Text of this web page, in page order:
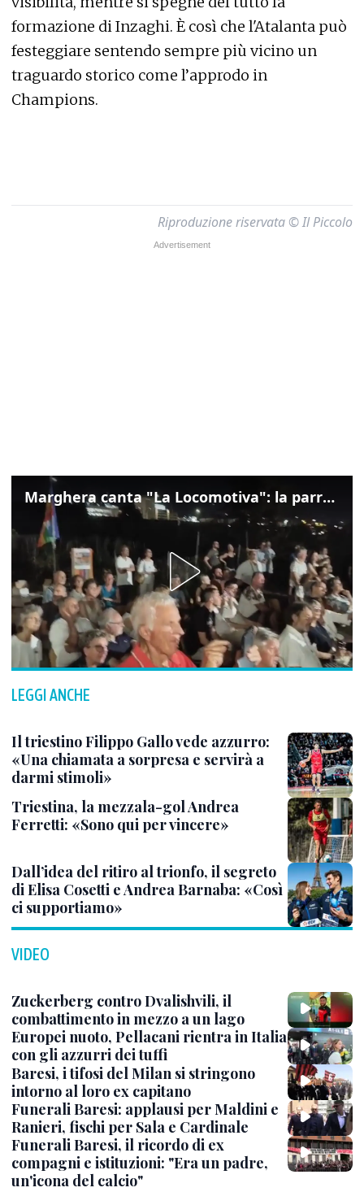
formazione di Inzaghi. È così che l'Atalanta può
festeggiare sentendo sempre più vicino un
traguardo storico come l’approdo in
Champions.
Riproduzione riservata © Il Piccolo
Marghera canta "La Locomotiva": la parrocchia della Cita ricorda Guccini
LEGGI ANCHE
Il triestino Filippo Gallo vede azzurro:
«Una chiamata a sorpresa e servirà a
darmi stimoli»
Triestina, la mezzala-gol Andrea
Ferretti: «Sono qui per vincere»
Dall’idea del ritiro al trionfo, il segreto
di Elisa Cosetti e Andrea Barnaba: «Così
ci supportiamo»
VIDEO
Zuckerberg contro Dvalishvili, il
combattimento in mezzo a un lago
Europei nuoto, Pellacani rientra in Italia
con gli azzurri dei tuffi
Baresi, i tifosi del Milan si stringono
intorno al loro ex capitano
Funerali Baresi: applausi per Maldini e
Ranieri, fischi per Sala e Cardinale
Funerali Baresi, il ricordo di ex
compagni e istituzioni: "Era un padre,
un'icona del calcio"